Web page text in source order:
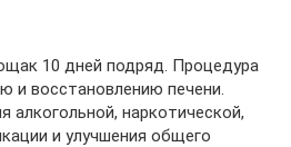
10 дней подряд. Процедура
и восстановлению печени.
алкогольной, наркотической,
и улучшения общего